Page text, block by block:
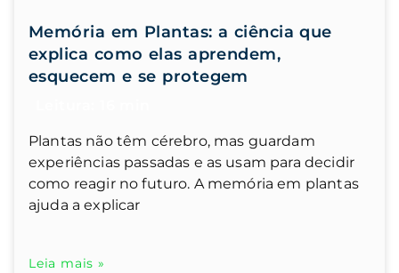
Memória em Plantas: a ciência que
explica como elas aprendem,
esquecem e se protegem
Plantas não têm cérebro, mas guardam
experiências passadas e as usam para decidir
como reagir no futuro. A memória em plantas
ajuda a explicar
Leia mais »